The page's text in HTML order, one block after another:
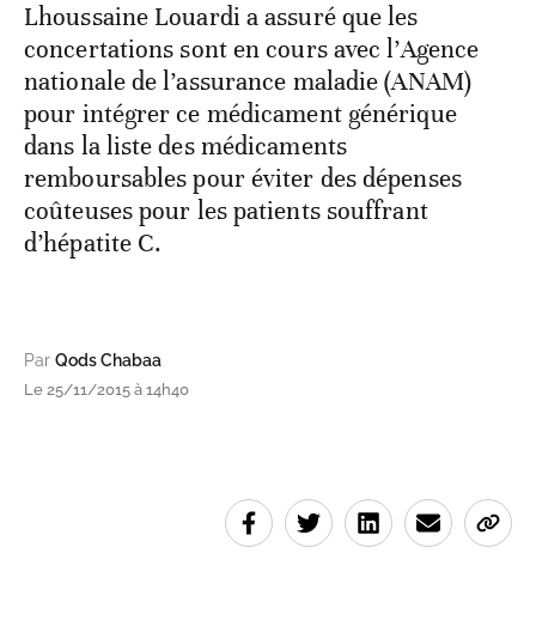
Lhoussaine Louardi a assuré que les
concertations sont en cours avec l’Agence
nationale de l’assurance maladie (ANAM)
pour intégrer ce médicament générique
dans la liste des médicaments
remboursables pour éviter des dépenses
coûteuses pour les patients souffrant
d’hépatite C.
Par Qods Chabaa
Le 25/11/2015 à 14h40